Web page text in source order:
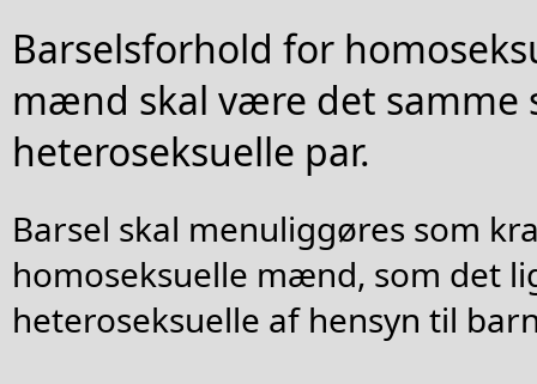
Barselsforhold for
mænd skal være det samme
heteroseksuelle par.
Barsel skal menuliggøres som
homoseksuelle mænd, som det
heteroseksuelle af hensyn til